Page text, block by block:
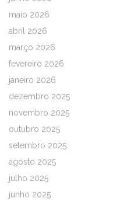
maio 2026
abril 2026
março 2026
fevereiro 2026
janeiro 2026
dezembro 2025
novembro 2025
outubro 2025
setembro 2025
agosto 2025
julho 2025
junho 2025